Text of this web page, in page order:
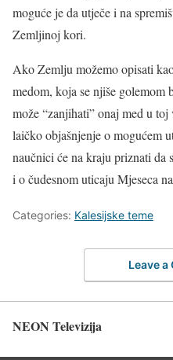
moguće je da utječe i na
Zemljinoj kori.
Ako Zemlju možemo opisati
medom, koja se njiše golemom
može “zanjihati” onaj med u
laičko objašnjenje o mogućem
naučnici će na kraju priznati da
i o čudesnom uticaju Mjeseca
Categories: Kalesijske teme
Leave a
NEON Televizija